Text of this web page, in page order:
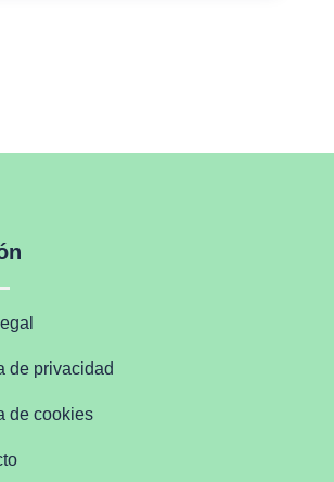
de privacidad
de cookies